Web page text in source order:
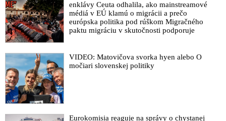
enklávy Ceuta odhalila, ako mainstreamové
médiá v EÚ klamú o migrácii a prečo
európska politika pod rúškom Migračného
paktu migráciu v skutočnosti podporuje
VIDEO: Matovičova svorka hyen alebo O
močiari slovenskej politiky
Eurokomisia reaguje na správy o chystanej